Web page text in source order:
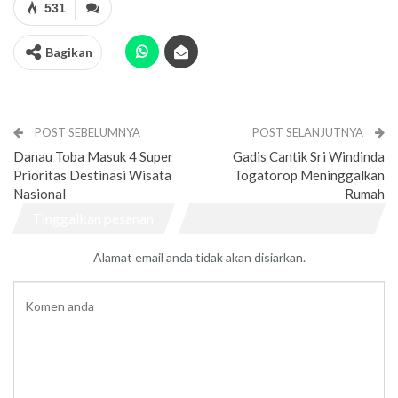
531
Bagikan
POST SEBELUMNYA
Danau Toba Masuk 4 Super
Prioritas Destinasi Wisata
Nasional
POST SELANJUTNYA
Gadis Cantik Sri Windinda
Togatorop Meninggalkan
Rumah
Alamat email anda tidak akan disiarkan.